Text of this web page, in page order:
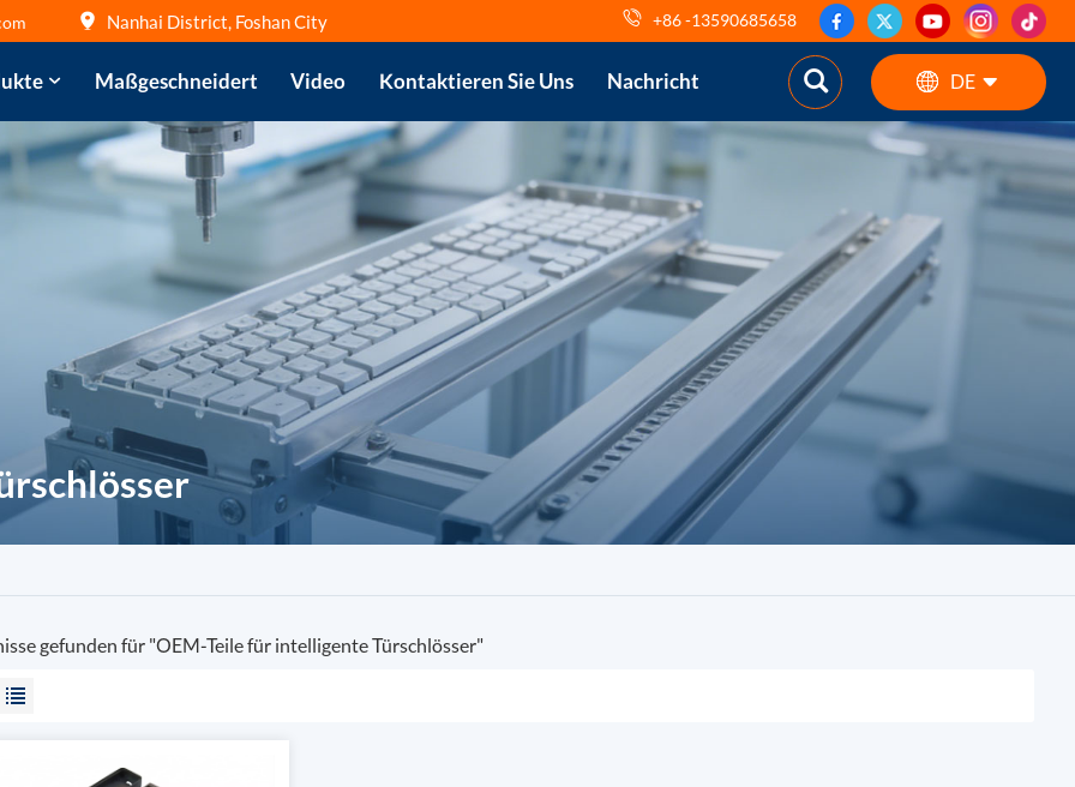
Nanhai District, Foshan City +86 -13590685658
Maßgeschneidert Video Kontaktieren Sie Uns Nachricht DE
English
pt
AR
gefunden für "OEM-Teile für intelligente Türschlösser"